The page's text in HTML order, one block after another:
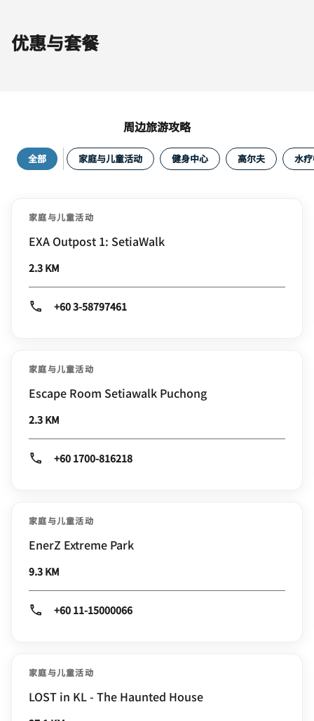
优惠与套餐
周边旅游攻略
全部 家庭与儿童活动 健身中心 高尔夫 水
家庭与儿童活动
EXA Outpost 1: SetiaWalk
2.3 KM
+60 3-58797461
家庭与儿童活动
Escape Room Setiawalk Puchong
2.3 KM
+60 1700-816218
家庭与儿童活动
EnerZ Extreme Park
9.3 KM
+60 11-15000066
家庭与儿童活动
LOST in KL - The Haunted House